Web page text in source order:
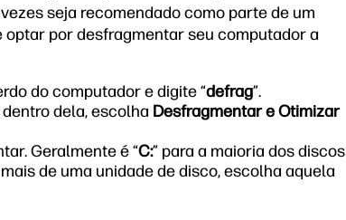
seja recomendado como parte de um
por desfragmentar seu computador a
do computador e digite “defrag”.
dela, escolha Desfragmentar e Otimizar
Geralmente é “C:” para a maioria dos discos
de uma unidade de disco, escolha aquela